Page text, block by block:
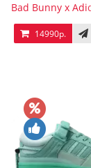
Moss
Bad Bunny x
14990р.